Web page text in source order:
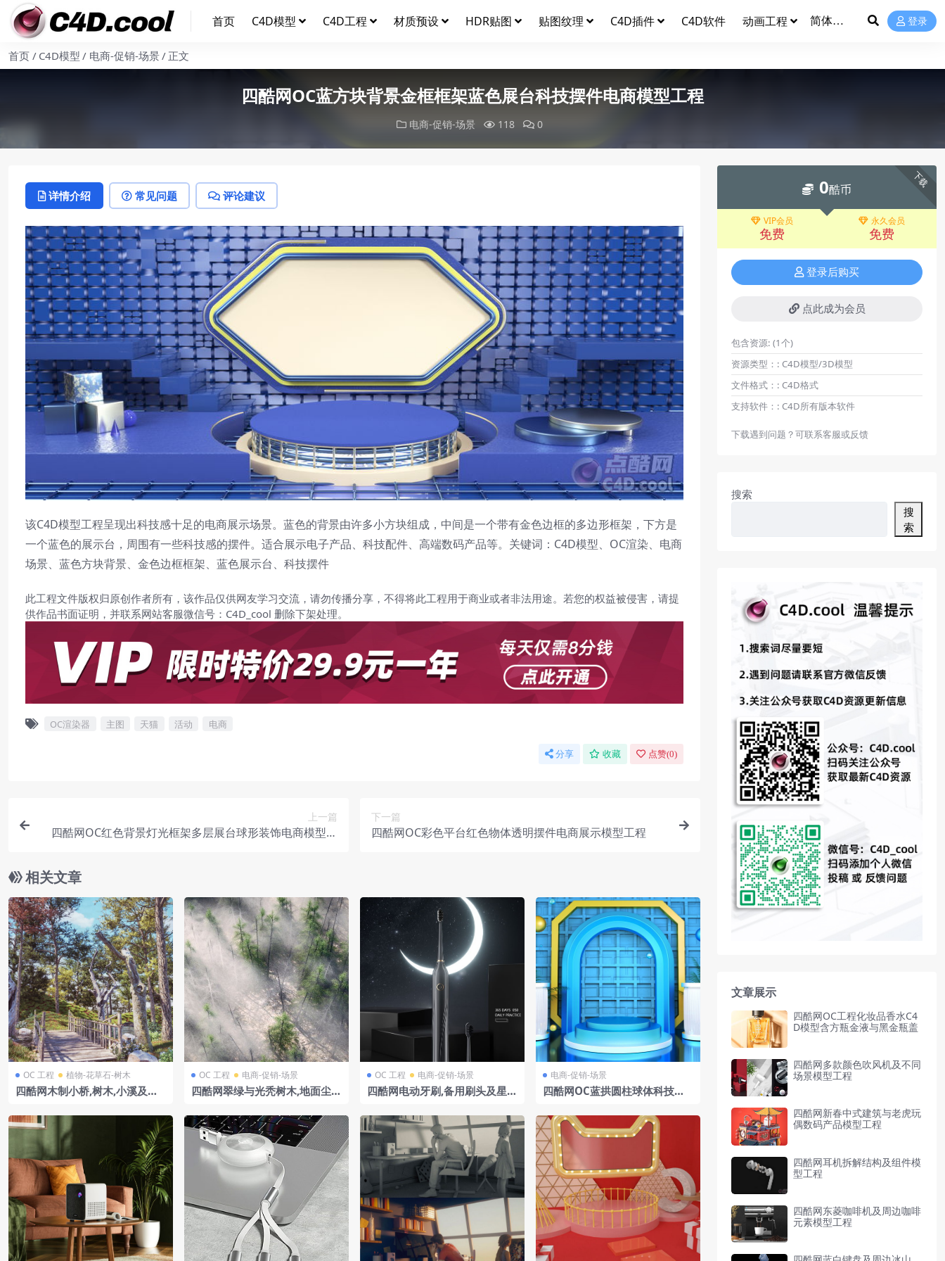
首页 C4D模型 C4D工程 材质预设 HDR贴图 贴图纹理 C4D插件 C4D软件 动画工程 登录
首页 C4D模型 电商-促销-场景 正文
四酷网OC蓝方块背景金框框架蓝色展台科技摆件电商模型工程
电商-促销-场景 118 0
详情介绍 常见问题 评论建议
该C4D模型工程呈现出科技感十足的电商展示场景。蓝色的背景由许多小方块组成，中间是一个带有金色边框的多边形框架，下方是
一个蓝色的展示台，周围有一些科技感的摆件。适合展示电子产品、科技配件、高端数码产品等。关键词：C4D模型、OC渲染、电商
场景、蓝色方块背景、金色边框框架、蓝色展示台、科技摆件
此工程文件版权归原创作者所有，该作品仅供网友学习交流，请勿传播分享，不得将此工程用于商业或者非法用途。若您的权益被侵害，请提
供作品书面证明，并联系网站客服微信号：C4D_cool 删除下架处理。
OC渲染器 主图 天猫 活动 电商
分享 收藏 点赞(0)
上一篇
四酷网OC红色背景灯光框架多层展台球形装饰电商模型工
下一篇
四酷网OC彩色平台红色物体透明摆件电商展示模型工程
相关文章
OC 工程 植物-花草石-树木
四酷网木制小桥,树木,小溪及山
OC 工程 电商-促销-场景
四酷网翠绿与光秃树木,地面尘土
OC 工程 电商-促销-场景
四酷网电动牙刷,备用刷头及星空
电商-促销-场景
四酷网OC蓝拱圆柱球体科技时
下载
0酷币
VIP会员
免费
永久会员
免费
登录后购买
点此成为会员
包含资源: (1个)
资源类型：: C4D模型/3D模型
文件格式：: C4D格式
支持软件：: C4D所有版本软件
下载遇到问题？可联系客服或反馈
搜索
搜
索
文章展示
四酷网OC工程化妆品香水C4
D模型含方瓶金液与黑金瓶盖
四酷网多款颜色吹风机及不同
场景模型工程
四酷网新春中式建筑与老虎玩
偶数码产品模型工程
四酷网耳机拆解结构及组件模
型工程
四酷网东菱咖啡机及周边咖啡
元素模型工程